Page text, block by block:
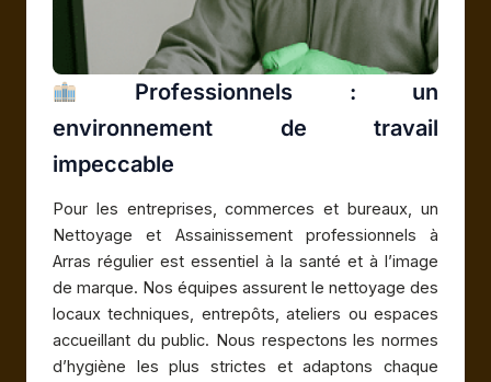
Professionnels : un
environnement de travail
impeccable
Pour les entreprises, commerces et bureaux, un
Nettoyage et Assainissement professionnels à
Arras régulier est essentiel à la santé et à l’image
de marque. Nos équipes assurent le nettoyage des
locaux techniques, entrepôts, ateliers ou espaces
accueillant du public. Nous respectons les normes
d’hygiène les plus strictes et adaptons chaque